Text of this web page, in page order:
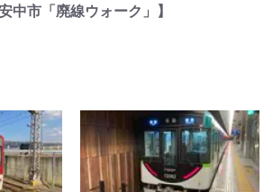
中市「廃線ウォーク」】